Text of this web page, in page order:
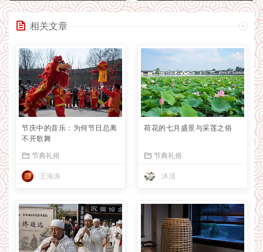
相关文章
节庆中的音乐：为何节日总离
不开歌舞
节典礼俗
王海涛
荷花的七月盛景与采莲之俗
节典礼俗
沐清